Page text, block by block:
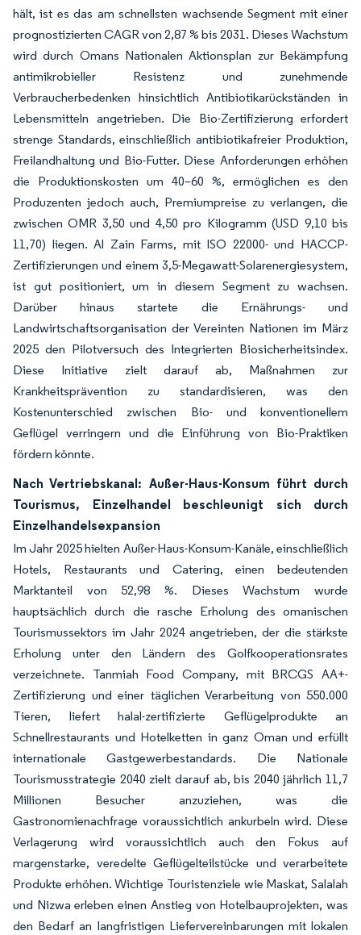
hält, ist es das am schnellsten wachsende Segment mit einer
prognostizierten CAGR von 2,87 % bis 2031. Dieses Wachstum
wird durch Omans Nationalen Aktionsplan zur Bekämpfung
antimikrobieller Resistenz und zunehmende
Verbraucherbedenken hinsichtlich Antibiotikarückständen in
Lebensmitteln angetrieben. Die Bio-Zertifizierung erfordert
strenge Standards, einschließlich antibiotikafreier Produktion,
Freilandhaltung und Bio-Futter. Diese Anforderungen erhöhen
die Produktionskosten um 40–60 %, ermöglichen es den
Produzenten jedoch auch, Premiumpreise zu verlangen, die
zwischen OMR 3,50 und 4,50 pro Kilogramm (USD 9,10 bis
11,70) liegen. Al Zain Farms, mit ISO 22000- und HACCP-
Zertifizierungen und einem 3,5-Megawatt-Solarenergiesystem,
ist gut positioniert, um in diesem Segment zu wachsen.
Darüber hinaus startete die Ernährungs- und
Landwirtschaftsorganisation der Vereinten Nationen im März
2025 den Pilotversuch des Integrierten Biosicherheitsindex.
Diese Initiative zielt darauf ab, Maßnahmen zur
Krankheitsprävention zu standardisieren, was den
Kostenunterschied zwischen Bio- und konventionellem
Geflügel verringern und die Einführung von Bio-Praktiken
fördern könnte.
Nach Vertriebskanal: Außer-Haus-Konsum führt durch
Tourismus, Einzelhandel beschleunigt sich durch
Einzelhandelsexpansion
Im Jahr 2025 hielten Außer-Haus-Konsum-Kanäle, einschließlich
Hotels, Restaurants und Catering, einen bedeutenden
Marktanteil von 52,98 %. Dieses Wachstum wurde
hauptsächlich durch die rasche Erholung des omanischen
Tourismussektors im Jahr 2024 angetrieben, der die stärkste
Erholung unter den Ländern des Golfkooperationsrates
verzeichnete. Tanmiah Food Company, mit BRCGS AA+-
Zertifizierung und einer täglichen Verarbeitung von 550.000
Tieren, liefert halal-zertifizierte Geflügelprodukte an
Schnellrestaurants und Hotelketten in ganz Oman und erfüllt
internationale Gastgewerbestandards. Die Nationale
Tourismusstrategie 2040 zielt darauf ab, bis 2040 jährlich 11,7
Millionen Besucher anzuziehen, was die
Gastronomienachfrage voraussichtlich ankurbeln wird. Diese
Verlagerung wird voraussichtlich auch den Fokus auf
margenstarke, veredelte Geflügelteilstücke und verarbeitete
Produkte erhöhen. Wichtige Touristenziele wie Maskat, Salalah
und Nizwa erleben einen Anstieg von Hotelbauprojekten, was
den Bedarf an langfristigen Liefervereinbarungen mit lokalen